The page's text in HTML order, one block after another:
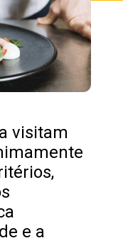
visitam
e a